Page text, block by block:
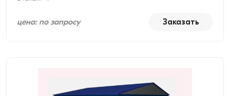
цена: по запросу Заказать